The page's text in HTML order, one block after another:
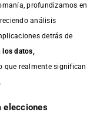
profundizamos en
análisis
detrás de
datos,
que realmente significan
elecciones